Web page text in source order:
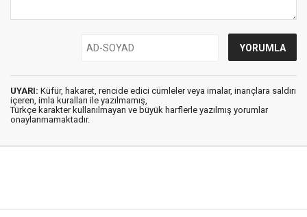
UYARI: Küfür, hakaret, rencide edici cümleler veya imalar, inançlara saldırı
içeren, imla kuralları ile yazılmamış,
Türkçe karakter kullanılmayan ve büyük harflerle yazılmış yorumlar
onaylanmamaktadır.